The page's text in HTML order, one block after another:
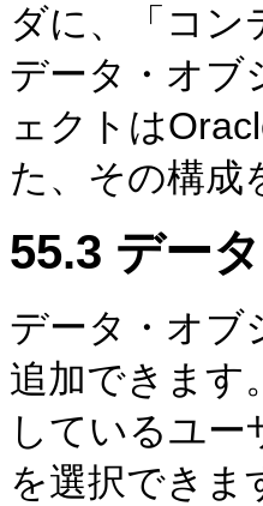
ダに、「コン
データ・オブ
ェクトは
た、その構成
55.3 デー
データ・オブ
追加できます
しているユ
を選択できま